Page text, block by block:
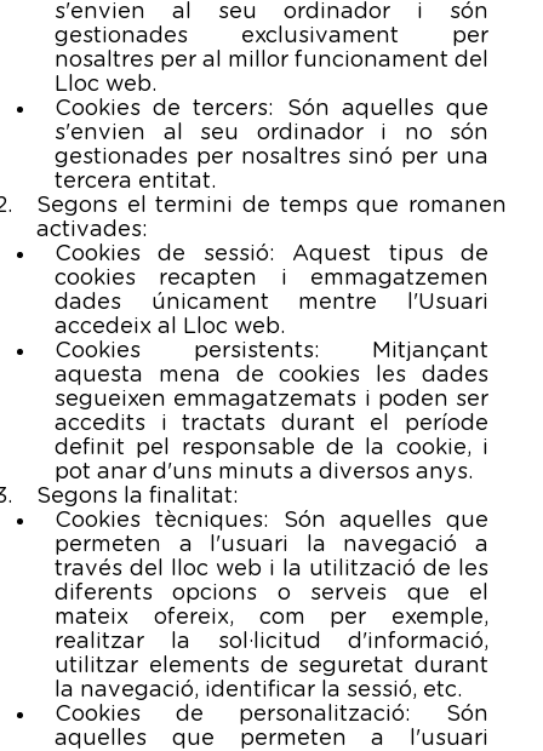
s'envien al seu ordinador i són
gestionades exclusivament per
nosaltres per al millor funcionament del
Lloc web.
Cookies de tercers: Són aquelles que
s'envien al seu ordinador i no són
gestionades per nosaltres sinó per una
tercera entitat.
Segons el termini de temps que romanen
activades:
Cookies de sessió: Aquest tipus de
cookies recapten i emmagatzemen
dades únicament mentre l'Usuari
accedeix al Lloc web.
Cookies persistents: Mitjançant
aquesta mena de cookies les dades
segueixen emmagatzemats i poden ser
accedits i tractats durant el període
definit pel responsable de la cookie, i
pot anar d'uns minuts a diversos anys.
Segons la finalitat:
Cookies tècniques: Són aquelles que
permeten a l'usuari la navegació a
través del lloc web i la utilització de les
diferents opcions o serveis que el
mateix ofereix, com per exemple,
realitzar la sol·licitud d'informació,
utilitzar elements de seguretat durant
la navegació, identificar la sessió, etc.
Cookies de personalització: Són
aquelles que permeten a l'usuari